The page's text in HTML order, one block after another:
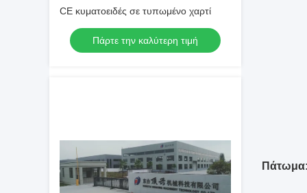
CE κυματοειδές σε τυπωμένο χαρτί
Πάρτε την καλύτερη τιμή